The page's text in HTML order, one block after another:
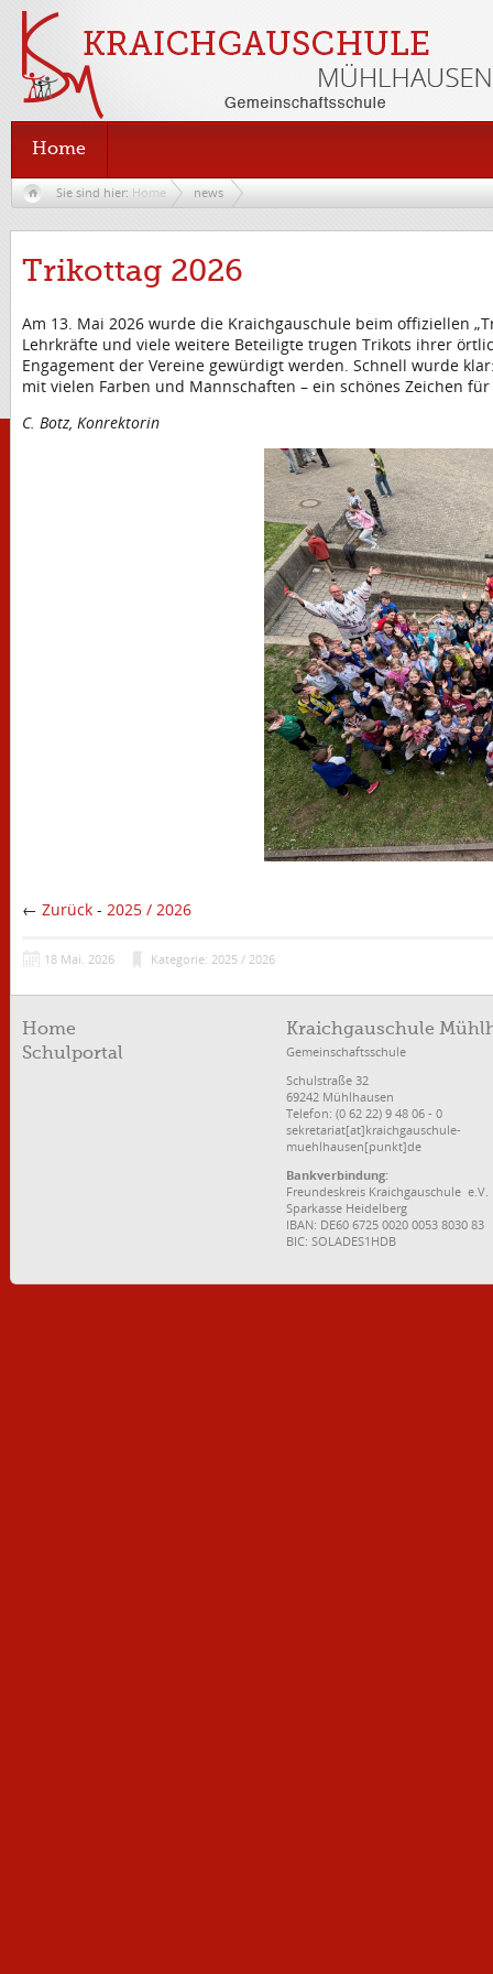
Home
Sie sind hier: Home news
Trikottag 2026
Am 13. Mai 2026 wurde die Kraichgauschule beim offiziellen
Lehrkräfte und viele weitere Beteiligte trugen Trikots ihrer
Engagement der Vereine gewürdigt werden. Schnell wurde
mit vielen Farben und Mannschaften – ein schönes Zeichen
C. Botz, Konrektorin
← Zurück - 2025 / 2026
18 Mai. 2026 Kategorie: 2025 / 2026
Home
Schulportal
Kraichgauschule
Gemeinschaftsschule
Schulstraße 32
69242 Mühlhausen
Telefon: (0 62 22) 9 48 06 - 0
sekretariat[at]kraichgauschule-
muehlhausen[punkt]de
Bankverbindung:
Freundeskreis Kraichgauschule e.V.
Sparkasse Heidelberg
IBAN: DE60 6725 0020 0053 8030 83
BIC: SOLADES1HDB